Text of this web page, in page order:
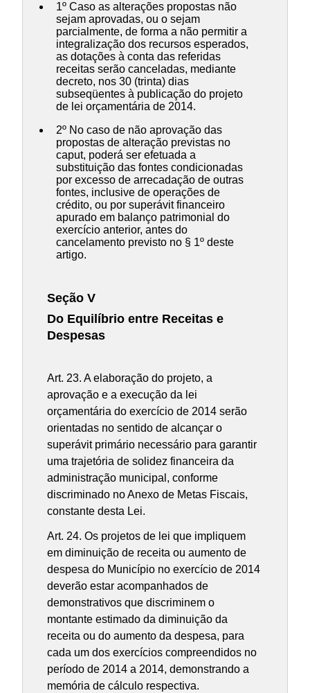
1º Caso as alterações propostas não
sejam aprovadas, ou o sejam
parcialmente, de forma a não permitir a
integralização dos recursos esperados,
as dotações à conta das referidas
receitas serão canceladas, mediante
decreto, nos 30 (trinta) dias
subseqüentes à publicação do projeto
de lei orçamentária de 2014.
2º No caso de não aprovação das
propostas de alteração previstas no
caput, poderá ser efetuada a
substituição das fontes condicionadas
por excesso de arrecadação de outras
fontes, inclusive de operações de
crédito, ou por superávit financeiro
apurado em balanço patrimonial do
exercício anterior, antes do
cancelamento previsto no § 1º deste
artigo.
Seção V
Do Equilíbrio entre Receitas e
Despesas
Art. 23. A elaboração do projeto, a
aprovação e a execução da lei
orçamentária do exercício de 2014 serão
orientadas no sentido de alcançar o
superávit primário necessário para garantir
uma trajetória de solidez financeira da
administração municipal, conforme
discriminado no Anexo de Metas Fiscais,
constante desta Lei.
Art. 24. Os projetos de lei que impliquem
em diminuição de receita ou aumento de
despesa do Município no exercício de 2014
deverão estar acompanhados de
demonstrativos que discriminem o
montante estimado da diminuição da
receita ou do aumento da despesa, para
cada um dos exercícios compreendidos no
período de 2014 a 2014, demonstrando a
memória de cálculo respectiva.